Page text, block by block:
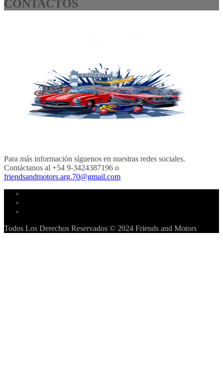
CONTACTOS
Para más información síguenos en nuestras redes sociales.
Contáctanos al +54 9-3424387196 o
friendsandmotors.arg.70@gmail.com